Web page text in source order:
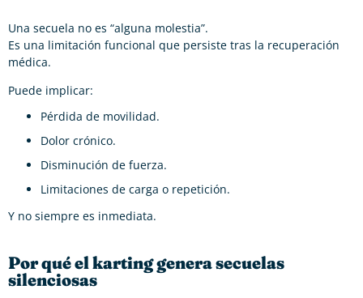
Una secuela no es “alguna molestia”.
Es una limitación funcional que persiste tras la recuperación
médica.
Puede implicar:
Pérdida de movilidad.
Dolor crónico.
Disminución de fuerza.
Limitaciones de carga o repetición.
Y no siempre es inmediata.
Por qué el karting genera secuelas
silenciosas